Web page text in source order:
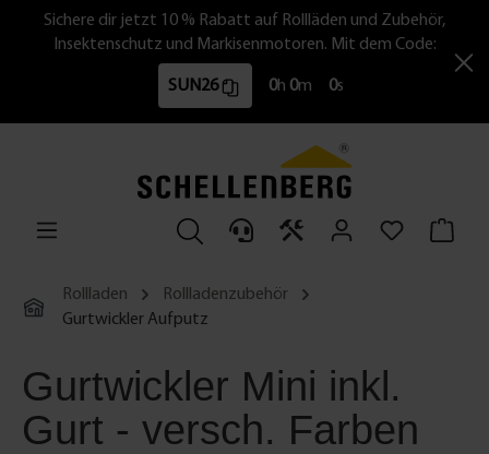
Sichere dir jetzt 10 % Rabatt auf Rollläden und Zubehör,
Insektenschutz und Markisenmotoren. Mit dem Code:
SUN26 0h 0m 0s
Rollladen
Rollladenzubehör
Gurtwickler Aufputz
Gurtwickler Mini inkl.
Gurt - versch. Farben